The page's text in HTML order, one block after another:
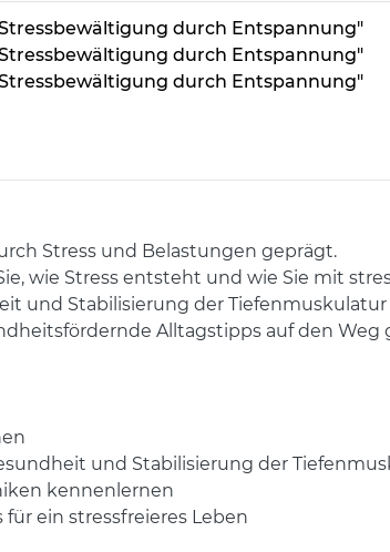
durch Entspannung"
durch Entspannung"
durch Entspannung"
Stress und Belastungen geprägt.
wie Stress entsteht und wie Sie mit
und Stabilisierung der
Alltagstipps auf den Weg
und Stabilisierung der
kennenlernen
ein stressfreieres Leben